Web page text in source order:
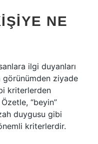
NE
ilgi duyanları
görünümden ziyade
kriterlerden
“beyin”
duygusu gibi
kriterlerdir.